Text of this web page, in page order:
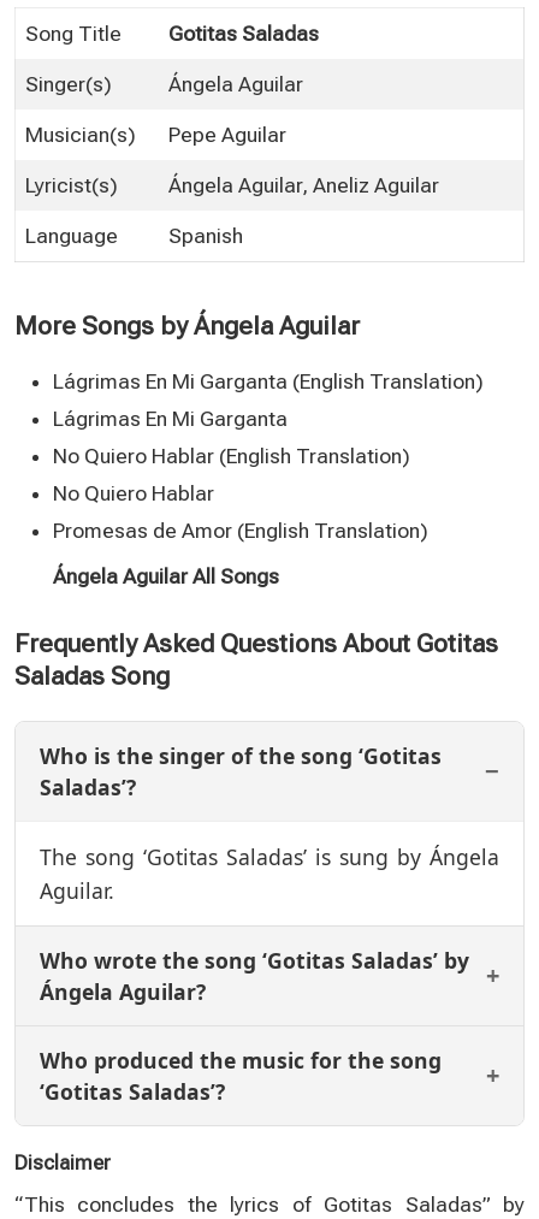
Song Title Gotitas Saladas
Singer(s) Ángela Aguilar
Musician(s) Pepe Aguilar
Lyricist(s) Ángela Aguilar, Aneliz Aguilar
Language Spanish
More Songs by Ángela Aguilar
Lágrimas En Mi Garganta (English Translation)
Lágrimas En Mi Garganta
No Quiero Hablar (English Translation)
No Quiero Hablar
Promesas de Amor (English Translation)
Ángela Aguilar All Songs
Frequently Asked Questions About Gotitas
Saladas Song
Who is the singer of the song ‘Gotitas
Saladas’?
The song ‘Gotitas Saladas’ is sung by Ángela
Aguilar.
Who wrote the song ‘Gotitas Saladas’ by
Ángela Aguilar?
Who produced the music for the song
‘Gotitas Saladas’?
Disclaimer
“This concludes the lyrics of Gotitas Saladas” by